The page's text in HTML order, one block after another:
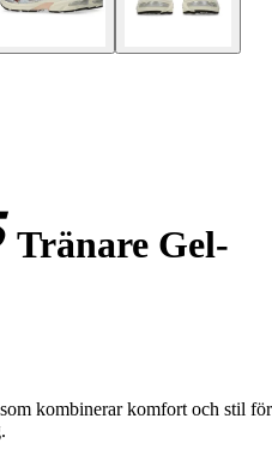
Tränare Gel-
kombinerar komfort och stil för